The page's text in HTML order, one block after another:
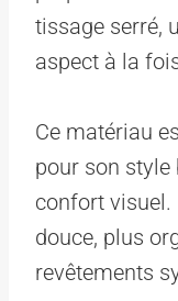
tissage serré,
aspect à la
Ce matériau
pour son
confort visuel.
douce, plus
revêtements